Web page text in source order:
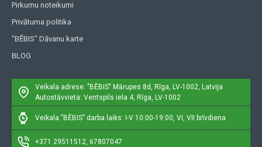
Pirkumu noteikumi
Privātuma politika
"BĒBIS" Dāvanu karte
BLOG
Veikala adrese: "BĒBIS" Mārupes 8d, Rīga, LV-1002, Latvija
Autostāvvieta: Ventspils iela 4, Rīga, LV-1002
Veikala "BĒBIS" darba laiks: I-V 10:00-19:00, VI, VII brīvdiena
+371 29511512, 67807047